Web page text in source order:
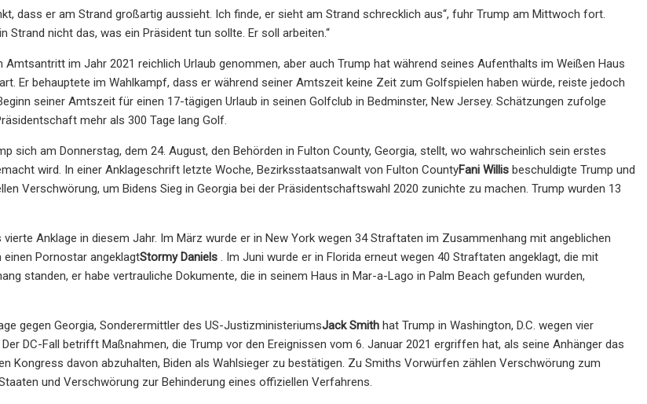
dass er am Strand großartig aussieht. Ich finde, er sieht am Strand schrecklich aus“, fuhr Trump am Mittwoch fort.
Strand nicht das, was ein Präsident tun sollte. Er soll arbeiten.“
Amtsantritt im Jahr 2021 reichlich Urlaub genommen, aber auch Trump hat während seines Aufenthalts im Weißen Haus
Er behauptete im Wahlkampf, dass er während seiner Amtszeit keine Zeit zum Golfspielen haben würde, reiste jedoch
seiner Amtszeit für einen 17-tägigen Urlaub in seinen Golfclub in Bedminster, New Jersey. Schätzungen zufolge
mehr als 300 Tage lang Golf.
sich am Donnerstag, dem 24. August, den Behörden in Fulton County, Georgia, stellt, wo wahrscheinlich sein erstes
wird. In einer Anklageschrift letzte Woche, Bezirksstaatsanwalt von Fulton CountyFani Willis beschuldigte Trump und
Verschwörung, um Bidens Sieg in Georgia bei der Präsidentschaftswahl 2020 zunichte zu machen. Trump wurden 13
vierte Anklage in diesem Jahr. Im März wurde er in New York wegen 34 Straftaten im Zusammenhang mit angeblichen
einen Pornostar angeklagtStormy Daniels . Im Juni wurde er in Florida erneut wegen 40 Straftaten angeklagt, die mit
standen, er habe vertrauliche Dokumente, die in seinem Haus in Mar-a-Lago in Palm Beach gefunden wurden,
gegen Georgia, Sonderermittler des US-JustizministeriumsJack Smith hat Trump in Washington, D.C. wegen vier
DC-Fall betrifft Maßnahmen, die Trump vor den Ereignissen vom 6. Januar 2021 ergriffen hat, als seine Anhänger das
Kongress davon abzuhalten, Biden als Wahlsieger zu bestätigen. Zu Smiths Vorwürfen zählen Verschwörung zum
und Verschwörung zur Behinderung eines offiziellen Verfahrens.